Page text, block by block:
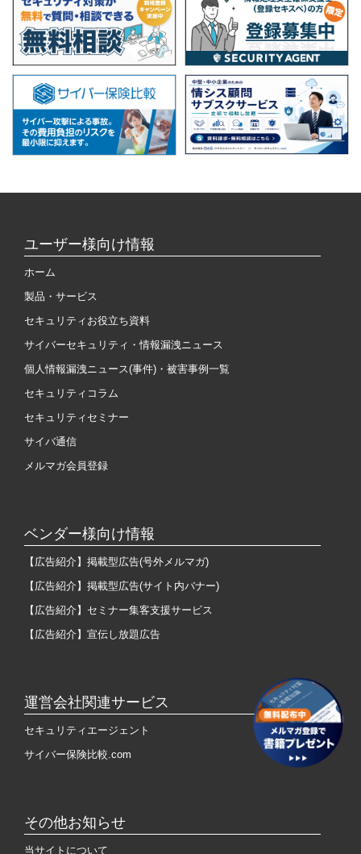
ユーザー様向け情報
ホーム
製品・サービス
セキュリティお役立ち資料
サイバーセキュリティ・情報漏洩ニュース
個人情報漏洩ニュース(事件)・被害事例一覧
セキュリティコラム
セキュリティセミナー
サイバ通信
メルマガ会員登録
ベンダー様向け情報
【広告紹介】掲載型広告(号外メルマガ)
【広告紹介】掲載型広告(サイト内バナー)
【広告紹介】セミナー集客支援サービス
【広告紹介】宣伝し放題広告
運営会社関連サービス
セキュリティエージェント
サイバー保険比較.com
その他お知らせ
当サイトについて